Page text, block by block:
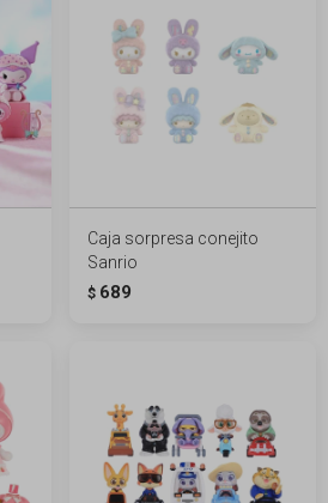
Caja sorpresa conejito
Sanrio
$ 689